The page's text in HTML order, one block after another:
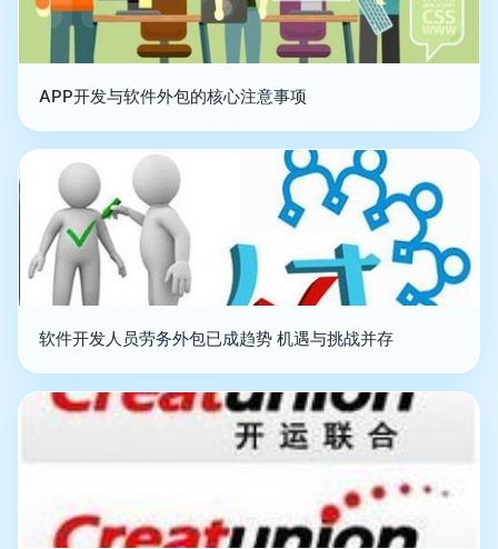
APP开发与软件外包的核心注意事项
软件开发人员劳务外包已成趋势 机遇与挑战并存